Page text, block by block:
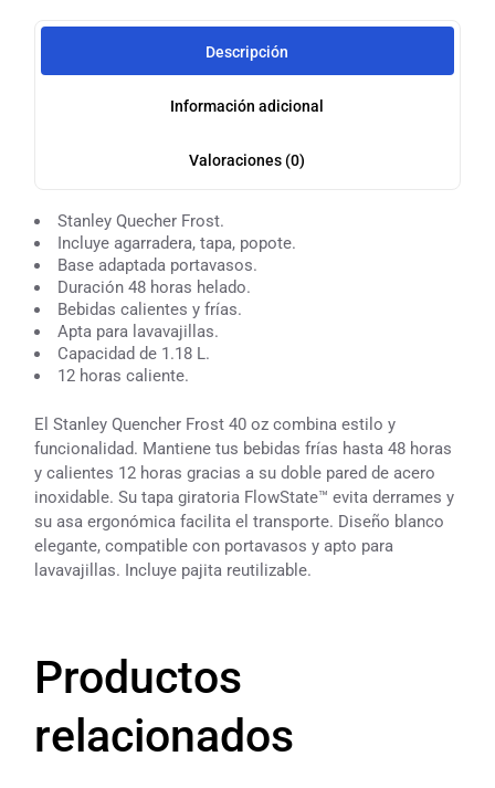
Descripción
Información adicional
Valoraciones (0)
Stanley Quecher Frost.
Incluye agarradera, tapa, popote.
Base adaptada portavasos.
Duración 48 horas helado.
Bebidas calientes y frías.
Apta para lavavajillas.
Capacidad de 1.18 L.
12 horas caliente.
El Stanley Quencher Frost 40 oz combina estilo y
funcionalidad. Mantiene tus bebidas frías hasta 48 horas
y calientes 12 horas gracias a su doble pared de acero
inoxidable. Su tapa giratoria FlowState™ evita derrames y
su asa ergonómica facilita el transporte. Diseño blanco
elegante, compatible con portavasos y apto para
lavavajillas. Incluye pajita reutilizable.
Productos
relacionados